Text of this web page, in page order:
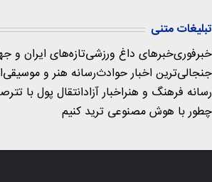
تبلیغات متنی
خبرفوریخبرهای داغ ورزشیتازه‌های ایران و
جنجالی‌ترین اخبار حوادثرسانه هنر و موسیقی
رسانه فرهنگ و هنراخبار آزادانتقال پول با تتر
چطور با هوش مصنوعی ترید کنیم